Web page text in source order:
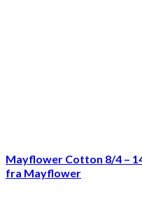
Mayflower Cotton 8/4 –
fra Mayflower